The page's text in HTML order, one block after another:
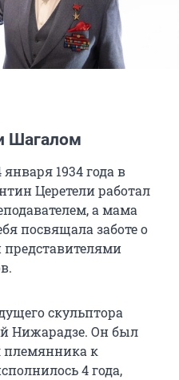
Шагалом
1934 года в
Церетели работал
а мама
посвящала заботе о
представителями
скульптора
Нижарадзе. Он был
к
4 года,